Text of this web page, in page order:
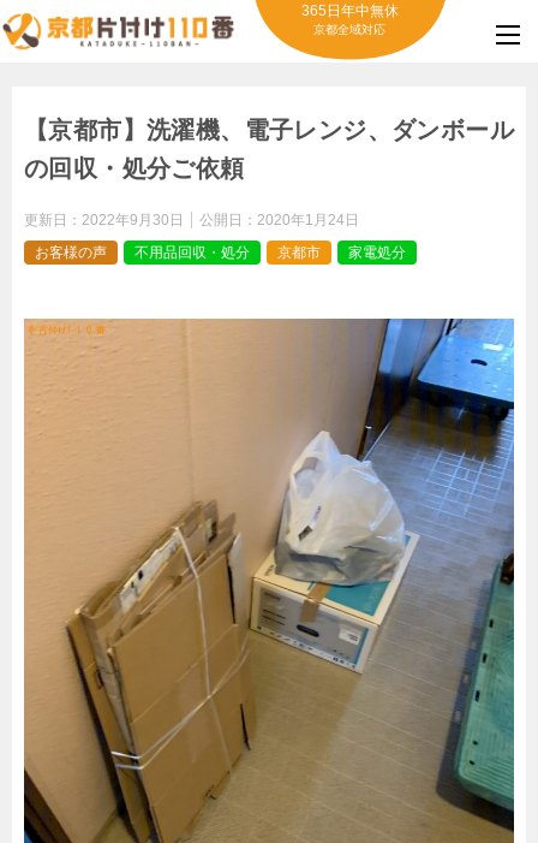
365日年中無休
京都全域対応
【京都市】洗濯機、電子レンジ、ダンボール
の回収・処分ご依頼
更新日： 2022年9月30日 公開日： 2020年1月24日
お客様の声
不用品回収・処分 京都市 家電処分